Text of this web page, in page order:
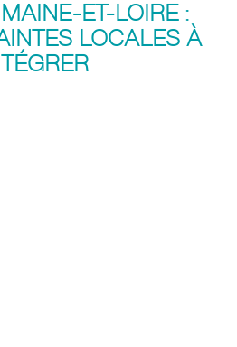
MAINE-ET-LOIRE :
LOCALES À